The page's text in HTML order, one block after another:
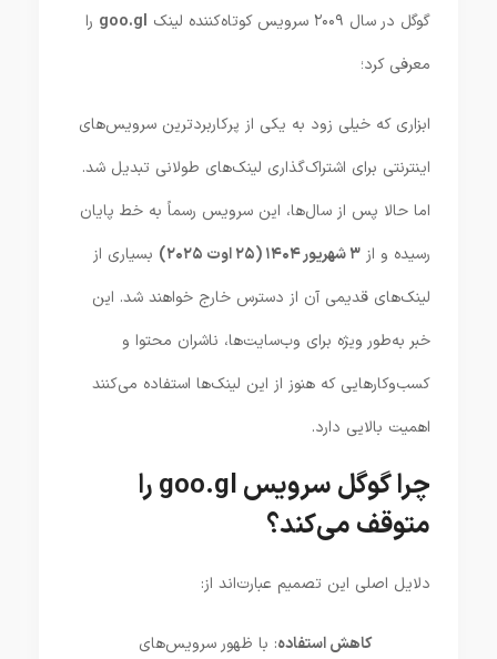
گوگل در سال ۲۰۰۹ سرویس کوتاه‌کننده لینک goo.gl را
معرفی کرد؛
ابزاری که خیلی زود به یکی از پرکاربردترین سرویس‌های
اینترنتی برای اشتراک‌گذاری لینک‌های طولانی تبدیل شد.
اما حالا پس از سال‌ها، این سرویس رسماً به خط پایان
رسیده و از ۳ شهریور ۱۴۰۴ (۲۵ اوت ۲۰۲۵)
بسیاری از
لینک‌های قدیمی آن از دسترس خارج خواهند شد. این
خبر به‌طور ویژه برای وب‌سایت‌ها، ناشران محتوا و
کسب‌وکارهایی که هنوز از این لینک‌ها استفاده می‌کنند
اهمیت بالایی دارد.
چرا گوگل سرویس goo.gl را
متوقف می‌کند؟
دلایل اصلی این تصمیم عبارت‌اند از:
کاهش استفاده: با ظهور سرویس‌های